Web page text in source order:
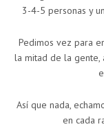
3-4-5 personas y
Pedimos vez para
la mitad de la gente,
Así que nada,
en cada